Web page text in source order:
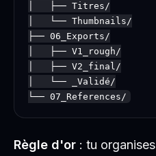
│   ├── Titres/
│   └── Thumbnails/
├── 06_Exports/
│   ├── V1_rough/
│   ├── V2_final/
│   └── _Validé/
Règle d'or : tu organises